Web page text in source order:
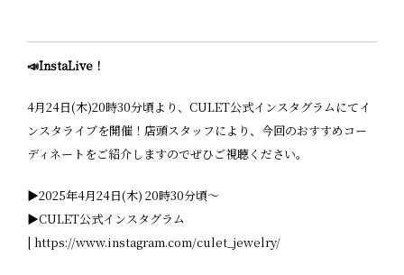
📣InstaLive！
4月24日(木)20時30分頃より、CULET公式インスタグラムにてイ
ンスタライブを開催！店頭スタッフにより、今回のおすすめコー
ディネートをご紹介しますのでぜひご視聴ください。
▶︎2025年4月24日(木) 20時30分頃〜
▶︎CULET公式インスタグラム
| https://www.instagram.com/culet_jewelry/